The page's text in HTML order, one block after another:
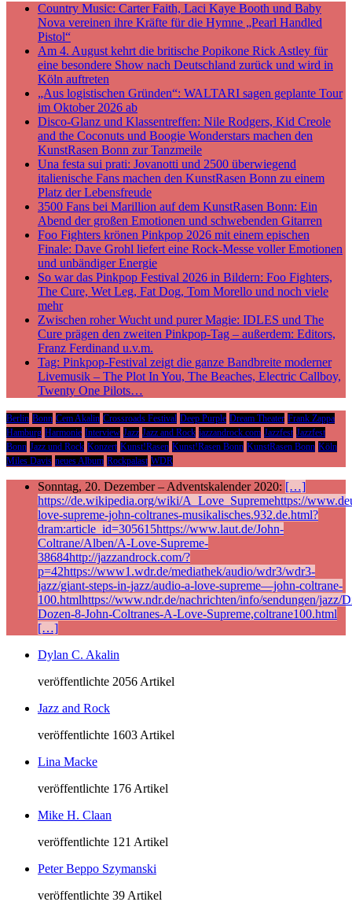
Country Music: Carter Faith, Laci Kaye Booth und Baby
Nova vereinen ihre Kräfte für die Hymne „Pearl Handled
Pistol“
Am 4. August kehrt die britische Popikone Rick Astley für
eine besondere Show nach Deutschland zurück und wird in
Köln auftreten
„Aus logistischen Gründen“: WALTARI sagen geplante Tour
im Oktober 2026 ab
Disco-Glanz und Klassentreffen: Nile Rodgers, Kid Creole
and the Coconuts und Boogie Wonderstars machen den
KunstRasen Bonn zur Tanzmeile
Una festa sui prati: Jovanotti und 2500 überwiegend
italienische Fans machen den KunstRasen Bonn zu einem
Platz der Lebensfreude
3500 Fans bei Marillion auf dem KunstRasen Bonn: Ein
Abend der großen Emotionen und schwebenden Gitarren
Foo Fighters krönen Pinkpop 2026 mit einem epischen
Finale: Dave Grohl liefert eine Rock-Messe voller Emotionen
und unbändiger Energie
So war das Pinkpop Festival 2026 in Bildern: Foo Fighters,
The Cure, Wet Leg, Fat Dog, Tom Morello und noch viele
mehr
Zwischen roher Wucht und purer Magie: IDLES und The
Cure prägen den zweiten Pinkpop-Tag – außerdem: Editors,
Franz Ferdinand u.v.m.
Tag: Pinkpop-Festival zeigt die ganze Bandbreite moderner
Livemusik – The Plot In You, The Beaches, Electric Callboy,
Twenty One Pilots…
Berlin Bonn Cem Akalin Crossroads Festival Deep Purple Dream Theater Frank Zappa
Hamburg Harmonie Interview Jazz Jazz and Rock jazzandrock.com Jazzfest Jazzfest
Bonn Jazz und Rock Konzert Kunst!Rasen Kunst!Rasen Bonn KunstRasen Bonn Köln
Miles Davis neues Album Rockpalast WDR
Sonntag, 20. Dezember – Adventskalender 2020: […]
https://de.wikipedia.org/wiki/A_Love_Supremehttps://
love-supreme-john-coltranes-musikalisches.932.de.html?
dram:article_id=305615https://www.laut.de/John-
Coltrane/Alben/A-Love-Supreme-
38684http://jazzandrock.com/?
p=42https://www1.wdr.de/mediathek/audio/wdr3/wdr3-
jazz/giant-steps-in-jazz/audio-a-love-supreme—john-coltrane-
100.htmlhttps://www.ndr.de/nachrichten/info/sendungen/jazz/
Dozen-8-John-Coltranes-A-Love-Supreme,coltrane100.html
[…]
Dylan C. Akalin
veröffentlichte 2056 Artikel
Jazz and Rock
veröffentlichte 1603 Artikel
Lina Macke
veröffentlichte 176 Artikel
Mike H. Claan
veröffentlichte 121 Artikel
Peter Beppo Szymanski
veröffentlichte 39 Artikel